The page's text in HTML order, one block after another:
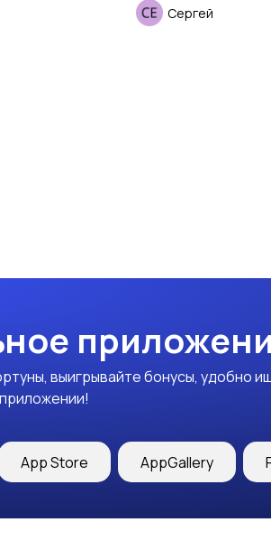
Сергей
выигрывайте бонусы, удобно
App Store AppGallery